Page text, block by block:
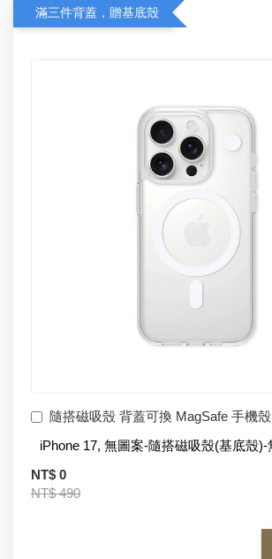
滿三件背蓋，贈基底殼
隨搭磁吸殼 背蓋可換 MagSafe 手機殼
NT$ 0
NT$ 490